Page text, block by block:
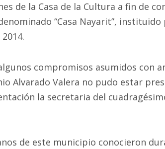
de la Casa de la Cultura a fin de
“Casa Nayarit”,
compromisos asumidos con
Alvarado Valera no pudo estar
la secretaria del
de este municipio conocieron